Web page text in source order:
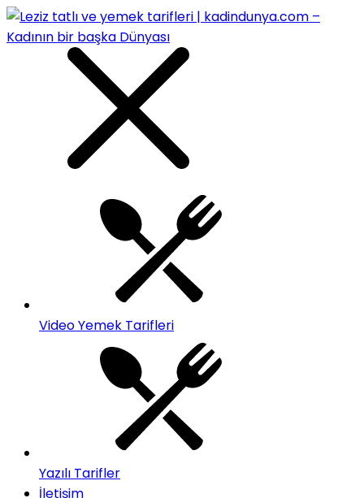
Video Yemek Tarifleri
Yazılı Tarifler
İletişim